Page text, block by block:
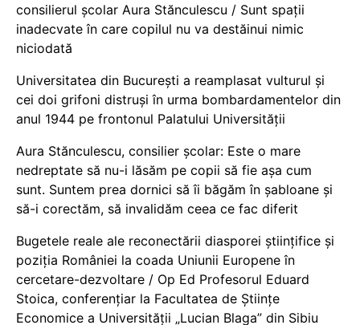
consilierul școlar Aura Stănculescu / Sunt spații
inadecvate în care copilul nu va destăinui nimic
niciodată
Universitatea din București a reamplasat vulturul și
cei doi grifoni distruși în urma bombardamentelor din
anul 1944 pe frontonul Palatului Universității
Aura Stănculescu, consilier școlar: Este o mare
nedreptate să nu-i lăsăm pe copii să fie așa cum
sunt. Suntem prea dornici să îi băgăm în șabloane și
să-i corectăm, să invalidăm ceea ce fac diferit
Bugetele reale ale reconectării diasporei științifice și
poziția României la coada Uniunii Europene în
cercetare-dezvoltare / Op Ed Profesorul Eduard
Stoica, conferențiar la Facultatea de Științe
Economice a Universității „Lucian Blaga” din Sibiu